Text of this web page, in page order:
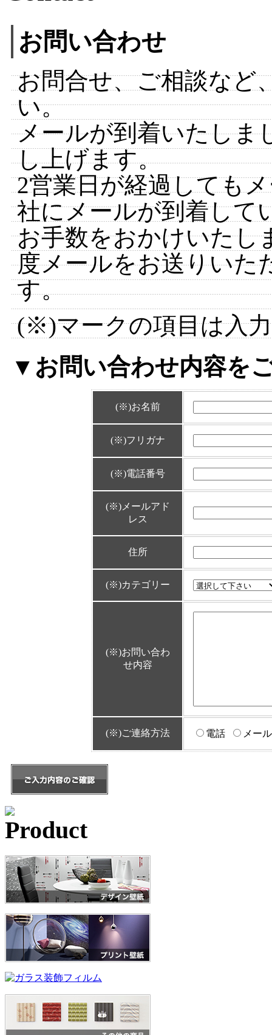
お問い合わせ
お問合せ、ご相談など
い。
メールが到着いたしま
し上げます。
2営業日が経過しても
社にメールが到着して
お手数をおかけいたし
度メールをお送りいた
す。
(※)マークの項目は入
▼お問い合わせ内容を
(※)お名前
(※)フリガナ
(※)電話番号
(※)メールアド
レス
住所
(※)カテゴリー
(※)お問い合わ
せ内容
(※)ご連絡方法 電話 メール